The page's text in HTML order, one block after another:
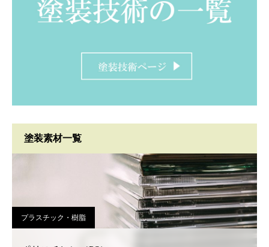
塗装素材一覧
プラスチック・樹脂